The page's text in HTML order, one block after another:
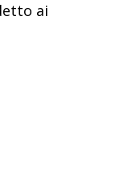
ai